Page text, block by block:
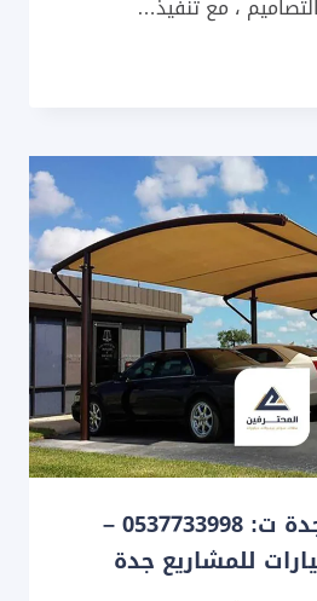
، مع تنفيذ…
مظلات مشاريع جدة ت: 0537733998 –
للمشاريع جدة